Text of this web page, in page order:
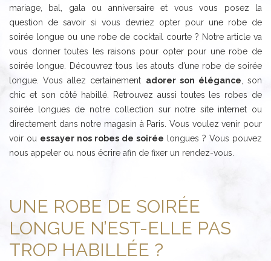
mariage, bal, gala ou anniversaire et vous vous posez la
question de savoir si vous devriez opter pour une robe de
soirée longue ou une robe de cocktail courte ? Notre article va
vous donner toutes les raisons pour opter pour une robe de
soirée longue. Découvrez tous les atouts d’une robe de soirée
longue. Vous allez certainement adorer son élégance , son
chic et son côté habillé. Retrouvez aussi toutes les robes de
soirée longues de notre collection sur notre site internet ou
directement dans notre magasin à Paris. Vous voulez venir pour
voir ou essayer nos robes de soirée longues ? Vous pouvez
nous appeler ou nous écrire afin de fixer un rendez-vous.
UNE ROBE DE SOIRÉE
LONGUE N’EST-ELLE PAS
TROP HABILLÉE ?